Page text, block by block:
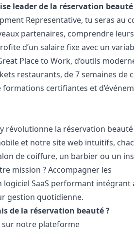
leader de la réservation
Representative, tu seras au
partenaires, comprendre
d’un salaire fixe avec un
Place to Work, d’outils
restaurants, de 7 semaines de
certifiantes et
révolutionne la réservation
et notre site web intuitifs,
de coiffure, un barbier ou un
mission ? Accompagner les
logiciel SaaS performant intégrant
gestion quotidienne.
de la réservation beauté ?
sur notre plateforme